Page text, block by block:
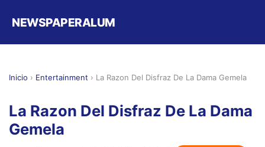
NEWSPAPERALUM
Inicio › Entertainment › La Razon Del Disfraz De La Dama Gemela
La Razon Del Disfraz De La Dama
Gemela